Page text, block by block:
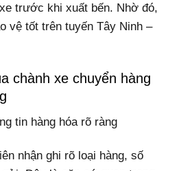
trước khi xuất bến. Nhờ đó,
vệ tốt trên tuyến Tây Ninh –
chành xe chuyển hàng
tin hàng hóa rõ ràng
nhận ghi rõ loại hàng, số